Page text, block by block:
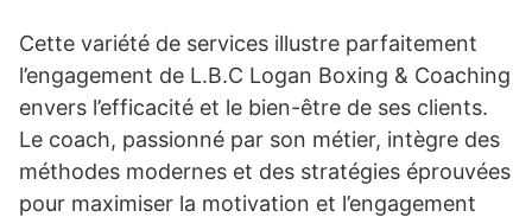
Cette variété de services illustre parfaitement
l’engagement de L.B.C Logan Boxing & Coaching
envers l’efficacité et le bien-être de ses clients.
Le coach, passionné par son métier, intègre des
méthodes modernes et des stratégies éprouvées
pour maximiser la motivation et l’engagement